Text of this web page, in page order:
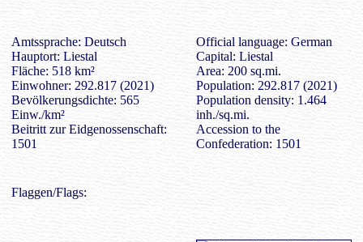
Amtssprache: Deutsch
Hauptort: Liestal
Fläche: 518 km²
Einwohner: 292.817 (2021)
Bevölkerungsdichte: 565
Einw./km²
Beitritt zur Eidgenossenschaft:
1501
Official language: German
Capital: Liestal
Area: 200 sq.mi.
Population: 292.817 (2021)
Population density: 1.464
inh./sq.mi.
Accession to the
Confederation: 1501
Flaggen/Flags: